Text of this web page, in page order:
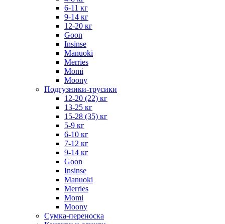
6-11 кг
9-14 кг
12-20 кг
Goon
Insinse
Manuoki
Merries
Momi
Moony
Подгузники-трусики
12-20 (22) кг
13-25 кг
15-28 (35) кг
5-9 кг
6-10 кг
7-12 кг
9-14 кг
Goon
Insinse
Manuoki
Merries
Momi
Moony
Сумка-переноска